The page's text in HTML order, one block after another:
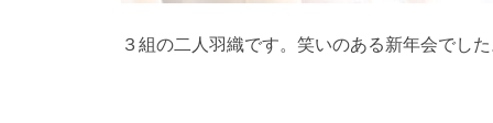
３組の二人羽織です。笑いのある新年会でし